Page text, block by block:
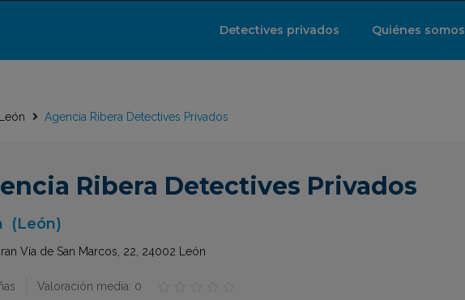
Detectives privados Quiénes somos
León Agencia Ribera Detectives Privados
Ribera Detectives Privados
(León)
Vía de San Marcos, 22, 24002 León
Valoración media: 0